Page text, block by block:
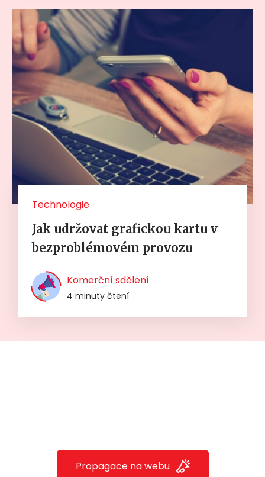
Technologie
Jak udržovat grafickou kartu v
bezproblémovém provozu
Komerční sdělení
4 minuty čtení
Propagace na webu